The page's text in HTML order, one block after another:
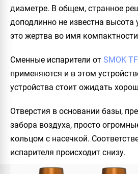
диаметре. В общем, странное
доподлинно не известна высота
это жертва во имя
Сменные испарители от SMOK
применяются и в этом
устройства стоит ожидать
Отверстия в основании базы,
забора воздуха, просто
кольцом с насечкой.
испарителя происходит снизу.